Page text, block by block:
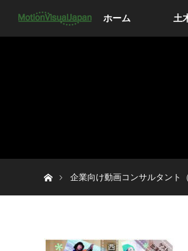
ホーム 土
企業向け動画コンサルタント